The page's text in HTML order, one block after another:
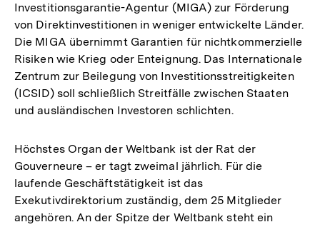
Investitionsgarantie-Agentur (MIGA) zur Förderung
von Direktinvestitionen in weniger entwickelte Länder.
Die MIGA übernimmt Garantien für nichtkommerzielle
Risiken wie Krieg oder Enteignung. Das Internationale
Zentrum zur Beilegung von Investitionsstreitigkeiten
(ICSID) soll schließlich Streitfälle zwischen Staaten
und ausländischen Investoren schlichten.
Höchstes Organ der Weltbank ist der Rat der
Gouverneure – er tagt zweimal jährlich. Für die
laufende Geschäftstätigkeit ist das
Exekutivdirektorium zuständig, dem 25 Mitglieder
angehören. An der Spitze der Weltbank steht ein